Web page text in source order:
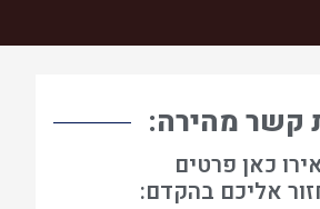
קשר מהירה:
כאן פרטים
אליכם בהקדם: